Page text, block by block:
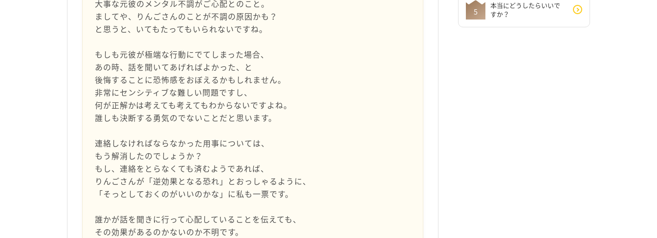
大事な元彼のメンタル不調がご心配とのこと。
ましてや、りんごさんのことが不調の原因かも？
と思うと、いてもたってもいられないですね。
もしも元彼が極端な行動にでてしまった場合、
あの時、話を聞いてあげればよかった、と
後悔することに恐怖感をおぼえるかもしれません。
非常にセンシティブな難しい問題ですし、
何が正解かは考えても考えてもわからないですよね。
誰しも決断する勇気のでないことだと思います。
連絡しなければならなかった用事については、
もう解消したのでしょうか？
もし、連絡をとらなくても済むようであれば、
りんごさんが「逆効果となる恐れ」とおっしゃるように、
「そっとしておくのがいいのかな」に私も一票です。
誰かが話を聞きに行って心配していることを伝えても、
その効果があるのかないのか不明です。
本当にどうしたらいいで
すか？